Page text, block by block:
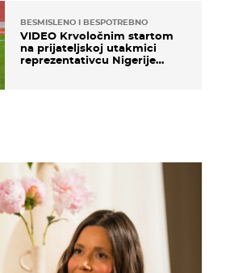
BESMISLENO I BESPOTREBNO
VIDEO Krvoločnim startom
na prijateljskoj utakmici
reprezentativcu Nigerije